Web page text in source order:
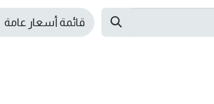
قائمة أسعار عامة